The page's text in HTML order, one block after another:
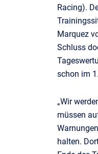
Racing).
Marquez
Schluss
schon im
„Wir
müssen
halten.